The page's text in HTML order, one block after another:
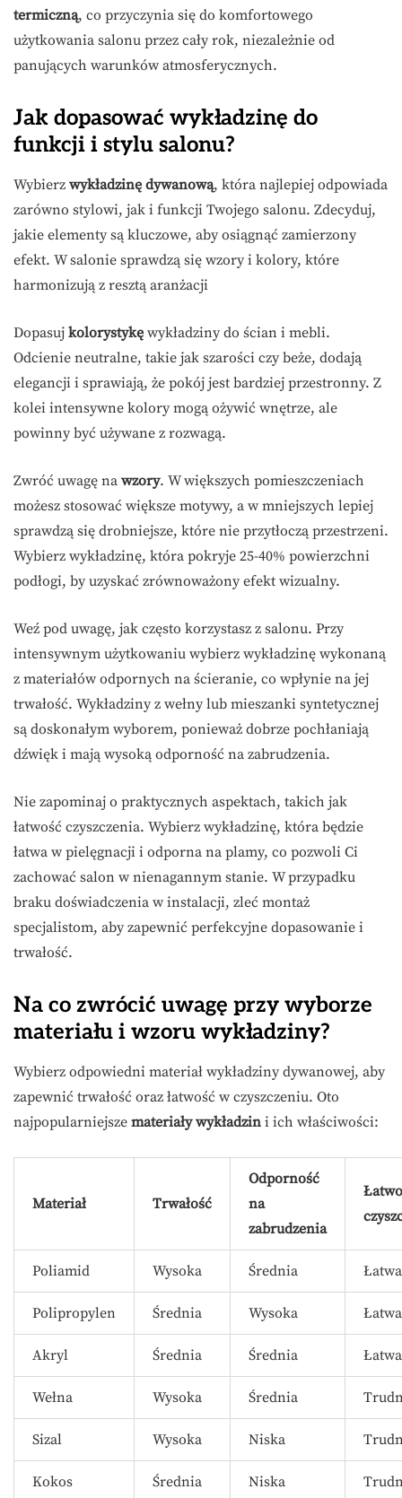
termiczną, co przyczynia się do komfortowego
użytkowania salonu przez cały rok, niezależnie od
panujących warunków atmosferycznych.
Jak dopasować wykładzinę do
funkcji i stylu salonu?
Wybierz wykładzinę dywanową, która najlepiej odpowiada
zarówno stylowi, jak i funkcji Twojego salonu. Zdecyduj,
jakie elementy są kluczowe, aby osiągnąć zamierzony
efekt. W salonie sprawdzą się wzory i kolory, które
harmonizują z resztą aranżacji
Dopasuj kolorystykę wykładziny do ścian i mebli.
Odcienie neutralne, takie jak szarości czy beże, dodają
elegancji i sprawiają, że pokój jest bardziej przestronny. Z
kolei intensywne kolory mogą ożywić wnętrze, ale
powinny być używane z rozwagą.
Zwróć uwagę na wzory. W większych pomieszczeniach
możesz stosować większe motywy, a w mniejszych lepiej
sprawdzą się drobniejsze, które nie przytłoczą przestrzeni.
Wybierz wykładzinę, która pokryje 25-40% powierzchni
podłogi, by uzyskać zrównoważony efekt wizualny.
Weź pod uwagę, jak często korzystasz z salonu. Przy
intensywnym użytkowaniu wybierz wykładzinę wykonaną
z materiałów odpornych na ścieranie, co wpłynie na jej
trwałość. Wykładziny z wełny lub mieszanki syntetycznej
są doskonałym wyborem, ponieważ dobrze pochłaniają
dźwięk i mają wysoką odporność na zabrudzenia.
Nie zapominaj o praktycznych aspektach, takich jak
łatwość czyszczenia. Wybierz wykładzinę, która będzie
łatwa w pielęgnacji i odporna na plamy, co pozwoli Ci
zachować salon w nienagannym stanie. W przypadku
braku doświadczenia w instalacji, zleć montaż
specjalistom, aby zapewnić perfekcyjne dopasowanie i
trwałość.
Na co zwrócić uwagę przy wyborze
materiału i wzoru wykładziny?
Wybierz odpowiedni materiał wykładziny dywanowej, aby
zapewnić trwałość oraz łatwość w czyszczeniu. Oto
najpopularniejsze materiały wykładzin i ich właściwości:
Materiał Trwałość
Odporność
na
zabrudzenia
Poliamid Wysoka Średnia Łatwa
Polipropylen Średnia Wysoka Łatwa
Akryl Średnia Średnia Łatwa
Wełna Wysoka Średnia
Sizal Wysoka Niska
Kokos Średnia Niska